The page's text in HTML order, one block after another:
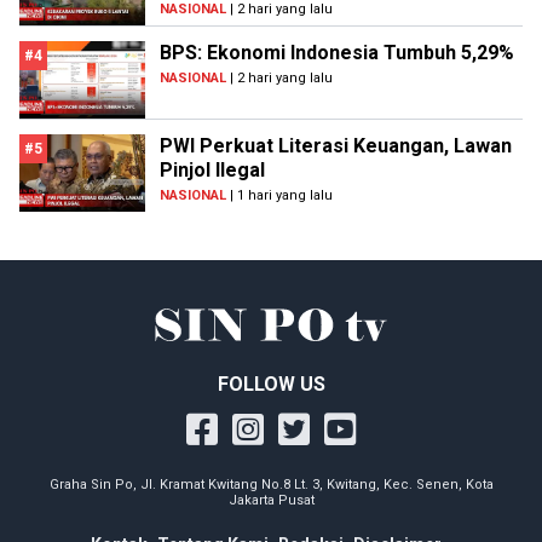
NASIONAL | 2 hari yang lalu
#4 BPS: Ekonomi Indonesia Tumbuh 5,29%
NASIONAL | 2 hari yang lalu
#5
PWI Perkuat Literasi Keuangan, Lawan
Pinjol Ilegal
NASIONAL | 1 hari yang lalu
FOLLOW US
Graha Sin Po, Jl. Kramat Kwitang No.8 Lt. 3, Kwitang, Kec. Senen, Kota
Jakarta Pusat